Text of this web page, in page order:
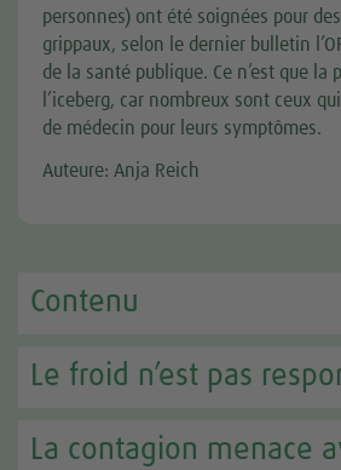
personnes) ont été soignées pour
grippaux, selon le dernier bulletin
de la santé publique. Ce n’est que la
l’iceberg, car nombreux sont ceux
de médecin pour leurs symptômes.
Auteure: Anja Reich
Contenu
Le froid n’est pas
La contagion menace